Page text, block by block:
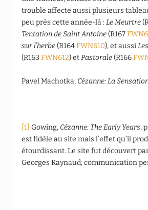
trouble affecte aussi plusieurs
peu près cette année-là :Le Meurtre
Tentation de Saint Antoine(R167
sur l’herbe(R164FWN610), et aussi
(R163FWN612) etPastorale(R166
Pavel Machotka, Cézanne: La
[1] Gowing, Cézanne: The Early Years,
est fidèle au site mais l’effet qu’il
étourdissant. Le site fut découvert
Georges Raynaud; communication